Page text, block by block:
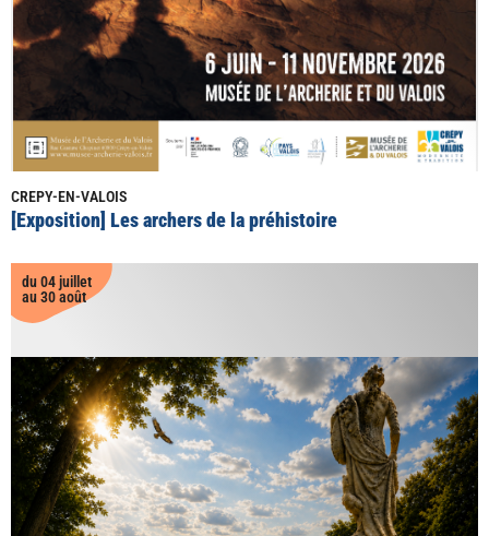
CREPY-EN-VALOIS
[Exposition] Les archers de la préhistoire
du 04 juillet
au 30 août